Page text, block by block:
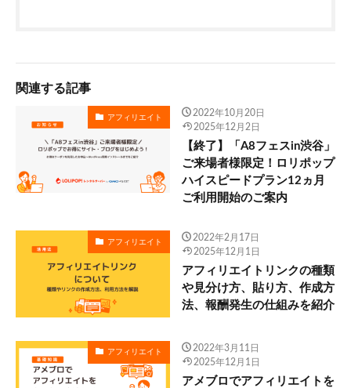
関連する記事
アフィリエイト
2022年10月20日
2025年12月2日
【終了】「A8フェスin渋谷」
ご来場者様限定！ロリポップ
ハイスピードプラン12ヵ月
ご利用開始のご案内
アフィリエイト
2022年2月17日
2025年12月1日
アフィリエイトリンクの種類
や見分け方、貼り方、作成方
法、報酬発生の仕組みを紹介
アフィリエイト
2022年3月11日
2025年12月1日
アメブロでアフィリエイトを